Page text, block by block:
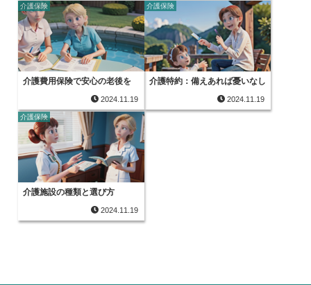
介護保険
介護費用保険で安心の老後を
2024.11.19
介護保険
介護特約：備えあれば憂いなし
2024.11.19
介護保険
介護施設の種類と選び方
2024.11.19